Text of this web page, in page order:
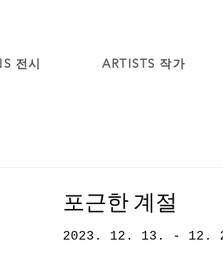
전시 ARTISTS 작가
포근한 계절
2023. 12. 13. - 12.